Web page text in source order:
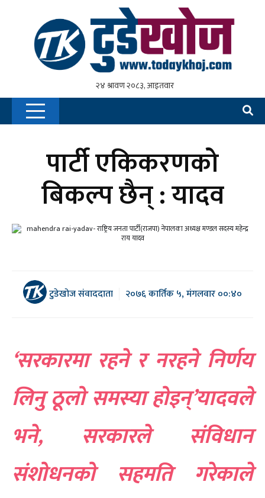
पार्टी एकिकरणको
बिकल्प छैन् : यादव
टुडेखोज संवाददाता २०७६ कार्तिक ५, मंगलवार ००:४०
‘सरकारमा रहने र नरहने निर्णय
लिनु ठूलो समस्या होइन्’यादवले
भने, सरकारले संविधान
संशोधनको सहमति गरेकाले